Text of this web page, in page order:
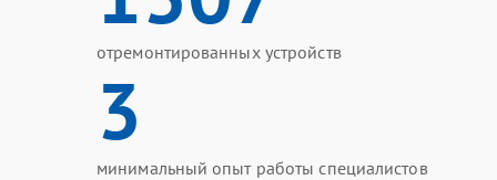
отремонтированных устройств
3
минимальный опыт работы специалистов